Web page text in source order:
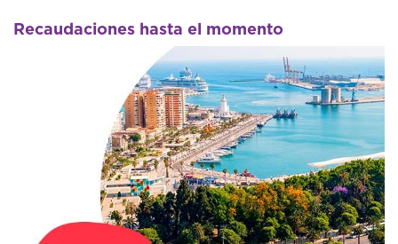
Recaudaciones hasta el momento